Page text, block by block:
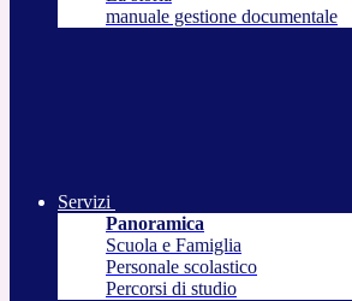
manuale gestione documentale
Servizi
Panoramica
Scuola e Famiglia
Personale scolastico
Percorsi di studio